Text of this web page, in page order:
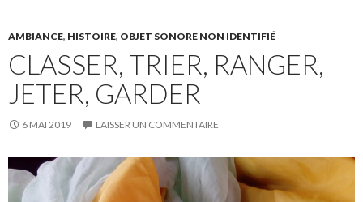
AMBIANCE, HISTOIRE, OBJET SONORE NON IDENTIFIÉ
CLASSER, TRIER, RANGER,
JETER, GARDER
6 MAI 2019 LAISSER UN COMMENTAIRE